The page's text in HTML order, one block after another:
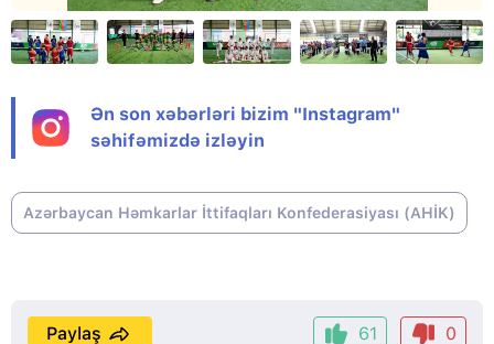
Ən son xəbərləri bizim "Instagram"
səhifəmizdə izləyin
Azərbaycan Həmkarlar İttifaqları Konfederasiyası (AHİK)
61 0
Paylaş